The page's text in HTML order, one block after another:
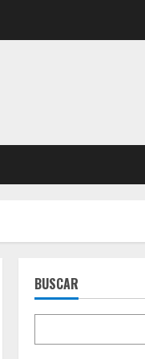
BUSCAR